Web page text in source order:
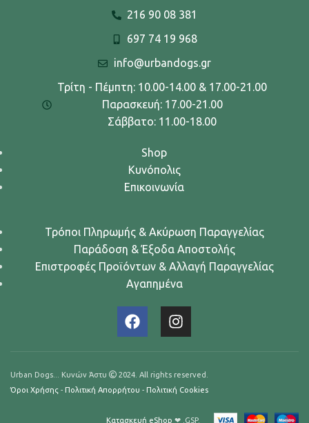
216 90 08 381
697 74 19 968
info@urbandogs.gr
Τρίτη - Πέμπτη: 10.00-14.00 & 17.00-21.00
Παρασκευή: 17.00-21.00
Σάββατο: 11.00-18.00
Shop
Κυνόπολις
Επικοινωνία
Τρόποι Πληρωμής & Ακύρωση Παραγγελίας
Παράδοση & Έξοδα Αποστολής
Επιστροφές Προϊόντων & Αλλαγή Παραγγελίας
Αγαπημένα
Urban Dogs... Κυνών Άστυ
2024. All rights reserved.
Όροι Χρήσης - Πολιτική Απορρήτου - Πολιτική Cookies
Κατασκευή eShop ❤ .GSP.